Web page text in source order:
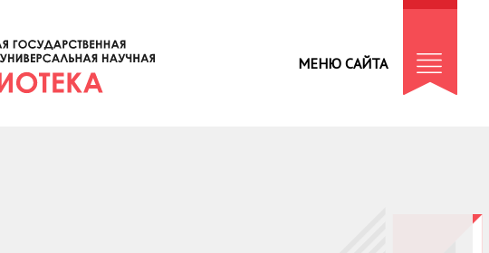
МЕНЮ САЙТА